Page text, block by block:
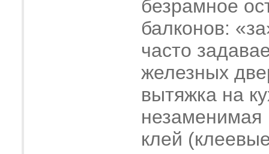
безрамное
балконов:
часто
железных
вытяжка на
незаменимая
клей